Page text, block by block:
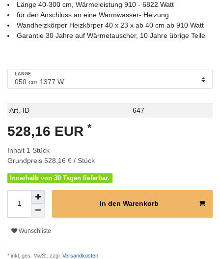
Länge 40-300 cm, Wärmeleistung 910 - 6822 Watt
für den Anschluss an eine Warmwasser- Heizung
Wandheizkörper Heizkörper 40 x 23 x ab 40 cm ab 910 Watt
Garantie 30 Jahre auf Wärmetauscher, 10 Jahre übrige Teile
LÄNGE
Technisches
Wert
Art.-ID 647
528,16 EUR *
Inhalt 1 Stück
Grundpreis 528,16 € / Stück
Innerhalb von 30 Tagen lieferbar.
In den Warenkorb
Wunschliste
* inkl. ges. MwSt. zzgl. Versandkosten